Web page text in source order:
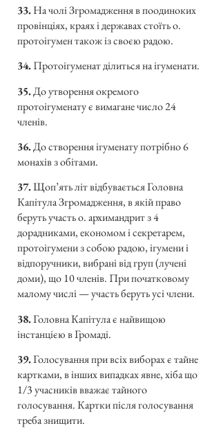
33.На чолі Згромадження в поодиноких
провінціях, краях і державах стоїть о.
протоігумен також із своєю радою.
34.Протоігуменат ділиться на ігуменати.
35.До утворення окремого
протоігуменату є вимагане число 24
членів.
36.До створення ігуменату потрібно 6
монахів з обітами.
37.Щоп’ять літ відбувається Головна
Капітула Згромадження, в якій право
беруть участь о. архимандрит з 4
дорадниками, економом і секретарем,
протоігумени з собою радою, ігумени і
відпоручники, вибрані від груп (лучені
доми), що 10 членів. При початковому
малому числі — участь беруть усі члени.
38.Головна Капітула є найвищою
інстанцією в Громаді.
39.Голосування при всіх виборах є тайне
картками, в інших випадках явне, хіба що
1/3 учасників вважає тайного
голосування. Картки після голосування
треба знищити.